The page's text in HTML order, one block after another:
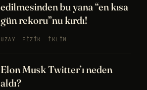
edilmesinden bu yana “en kısa
gün rekoru”nu kırdı!
UZAY FIZIK İKLIM
Elon Musk Twitter’ı neden
aldı?